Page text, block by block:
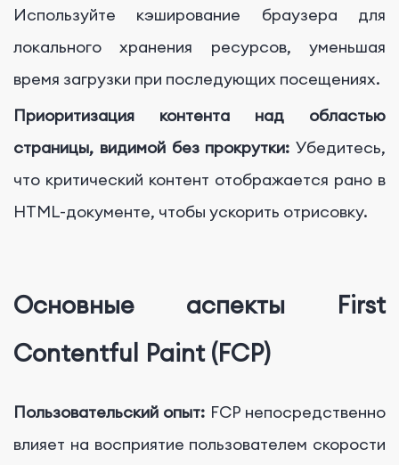
Используйте кэширование браузера для
локального хранения ресурсов, уменьшая
время загрузки при последующих посещениях.
Приоритизация контента над областью
страницы, видимой без прокрутки: Убедитесь,
что критический контент отображается рано в
HTML-документе, чтобы ускорить отрисовку.
Основные аспекты First
Contentful Paint (FCP)
Пользовательский опыт: FCP непосредственно
влияет на восприятие пользователем скорости